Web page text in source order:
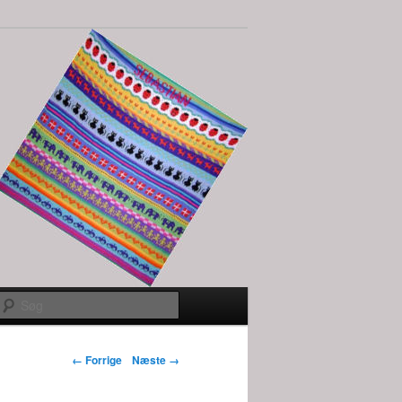
Billednavigation
← Forrige Næste →